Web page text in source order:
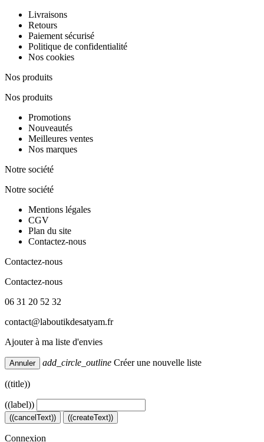
Livraisons
Retours
Paiement sécurisé
Politique de confidentialité
Nos cookies
Nos produits
Nos produits
Promotions
Nouveautés
Meilleures ventes
Nos marques
Notre société
Notre société
Mentions légales
CGV
Plan du site
Contactez-nous
Contactez-nous
Contactez-nous
06 31 20 52 32
contact@laboutikdesatyam.fr
Ajouter à ma liste d'envies
Annuler add_circle_outline Créer une nouvelle liste
((title))
((label))
((cancelText)) ((createText))
Connexion